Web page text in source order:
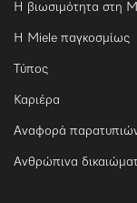
Η βιωσιμότητα στη
Η Miele παγκοσμίως
Τύπος
Καριέρα
Αναφορά
Ανθρώπινα